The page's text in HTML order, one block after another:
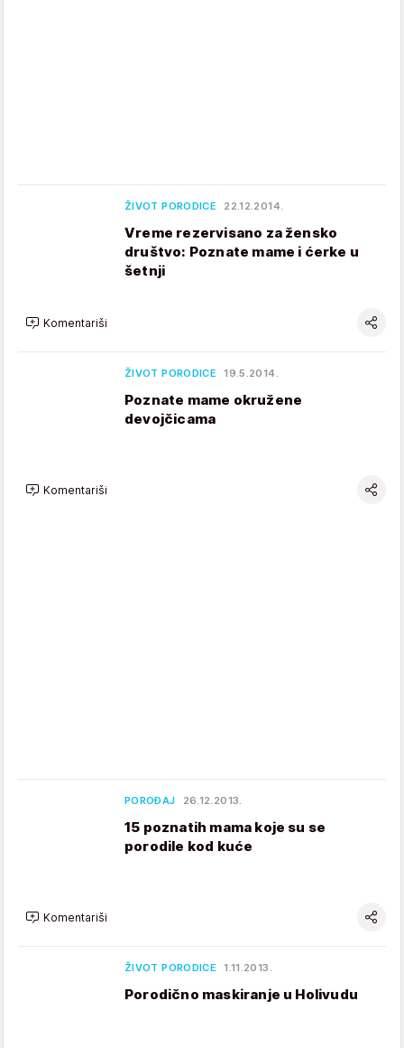
ŽIVOT PORODICE 22.12.2014.
Vreme rezervisano za žensko
društvo: Poznate mame i ćerke u
šetnji
Komentariši
ŽIVOT PORODICE 19.5.2014.
Poznate mame okružene
devojčicama
Komentariši
POROĐAJ 26.12.2013.
15 poznatih mama koje su se
porodile kod kuće
Komentariši
ŽIVOT PORODICE 1.11.2013.
Porodično maskiranje u Holivudu